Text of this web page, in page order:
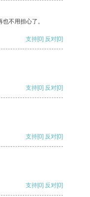
不用担心了。
支持[0] 反对[0]
支持[0] 反对[0]
支持[0] 反对[0]
支持[0] 反对[0]